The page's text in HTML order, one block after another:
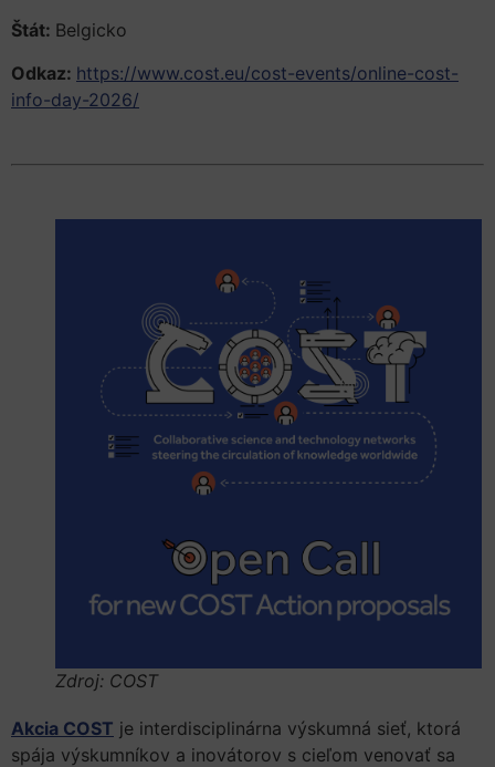
Štát: Belgicko
Odkaz: https://www.cost.eu/cost-events/online-cost-
info-day-2026/
Zdroj: COST
Akcia COST je interdisciplinárna výskumná sieť, ktorá
spája výskumníkov a inovátorov s cieľom venovať sa